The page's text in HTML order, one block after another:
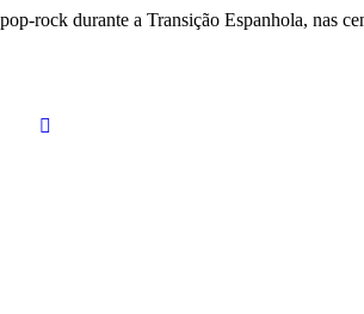
rock durante a Transição Espanhola, nas